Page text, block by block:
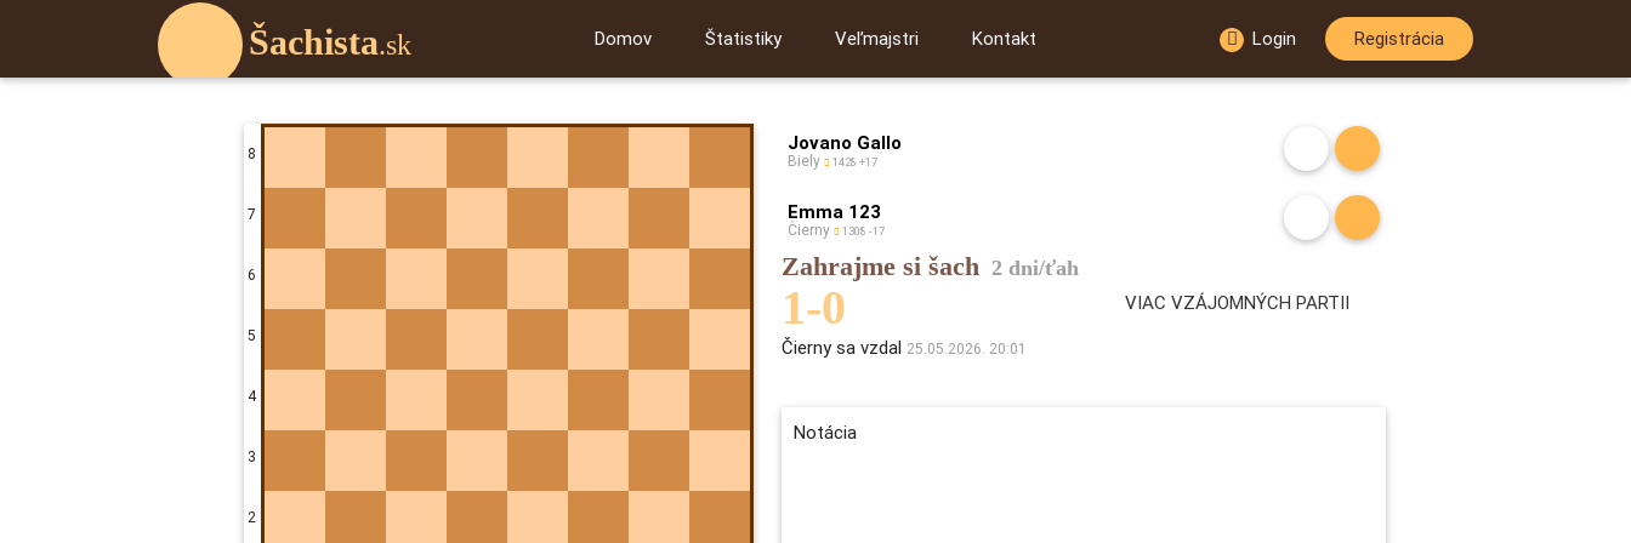
Šachista.sk Login Registrácia
Domov Štatistiky Veľmajstri Kontakt
8
7
6
5
4
3
2
Jovano Gallo
Biely 1428 +17
Emma 123
Čierny 1308 -17
Zahrajme si šach 2 dni/ťah
VIAC VZÁJOMNÝCH PARTII
1-0
Čierny sa vzdal 25.05.2026. 20:01
Notácia